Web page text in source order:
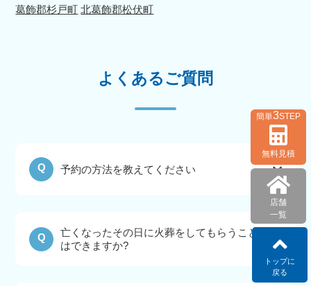
葛飾郡杉戸町 北葛飾郡松伏町
よくあるご質問
Q 予約の方法を教えてください
Q
亡くなったその日に火葬をしてもらうこと
はできますか?
簡単3STEP
無料見積
店舗
一覧
トップに
戻る